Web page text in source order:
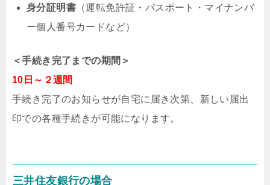
身分証明書 （運転免許証・パスポート・マイナンバ
ー個人番号カードなど）
＜手続き完了までの期間＞
10日～２週間
手続き完了のお知らせが自宅に届き次第、新しい届出
印での各種手続きが可能になります。
三井住友銀行の場合